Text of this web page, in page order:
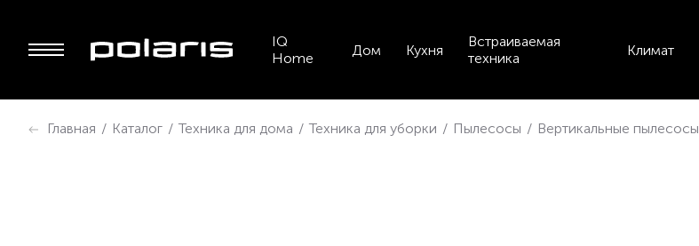
IQ
Home
Дом Кухня
Встраиваемая
техника
Климат
Главная / Каталог / Техника для дома / Техника для уборки / Пылесосы / Вертикальные пылесосы